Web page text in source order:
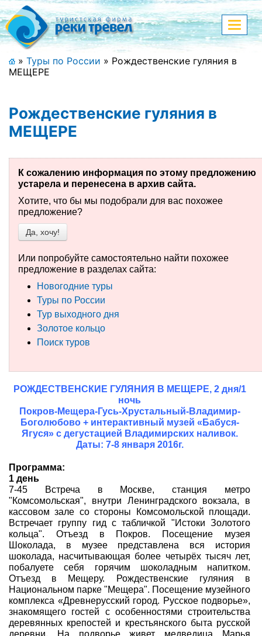
Меню
+7 (911) 182-44-68
Полная версия сайта
Главная
Спецпредложения
Праздничные туры
Страны и направления
Поиск тура
Туры по России
Автобусные туры
Круизы
Авиабилеты
Туристическая страховка
Услуги
Отзывы
меню
» Туры по России » Рождественские гуляния в
МЕЩЕРЕ
Рождественские гуляния в
МЕЩЕРЕ
К сожалению информация по этому предложению
устарела и перенесена в архив сайта.
Хотите, что бы мы подобрали для вас похожее
предложение?
Да, хочу!
Или попробуйте самостоятельно найти похожее
предложение в разделах сайта:
Новогодние туры
Туры по России
Тур выходного дня
Золотое кольцо
Поиск туров
РОЖДЕСТВЕНСКИЕ ГУЛЯНИЯ В МЕЩЕРЕ, 2 дня/1
ночь
Покров-Мещера-Гусь-Хрустальный-Владимир-
Боголюбово + интерактивный музей «Бабуся-
Ягуся» с дегустацией Владимирских наливок.
Даты: 7-8 января 2016г.
Программа:
1 день
7-45 Встреча в Москве, станция метро
"Комсомольская", внутри Ленинградского вокзала, в
кассовом зале со стороны Комсомольской площади.
Встречает группу гид с табличкой "Истоки Золотого
кольца". Отъезд в Покров. Посещение музея
Шоколада, в музее представлена вся история
шоколада, насчитывающая более четырёх тысяч лет,
побалуете себя горячим шоколадным напитком.
Отъезд в Мещеру. Рождественские гуляния в
Национальном парке "Мещера". Посещение музейного
комплекса «Древнерусский город. Русское подворье»,
знакомящего гостей с особенностями строительства
деревянных крепостей и крестьянского быта русской
деревни. На подворье живет медведица Марья